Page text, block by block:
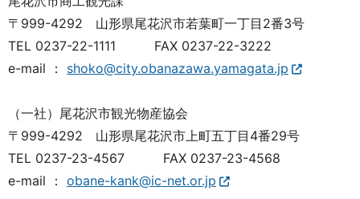
〒999-4292 山形県尾花沢市若葉町一丁目2番3号
TEL 0237-22-1111 FAX 0237-22-3222
e-mail ： shoko@city.obanazawa.yamagata.jp
（一社）尾花沢市観光物産協会
〒999-4292 山形県尾花沢市上町五丁目4番29号
TEL 0237-23-4567 FAX 0237-23-4568
e-mail ： obane-kank@ic-net.or.jp